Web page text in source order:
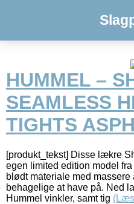
HUMMEL –
SEAMLESS
TIGHTS
[produkt_tekst] Disse lækre
egen limited edition model
blødt materiale med
behagelige at have på. Ned
Hummel vinkler, samt tig